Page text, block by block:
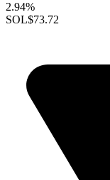
2.94%
SOL$73.72